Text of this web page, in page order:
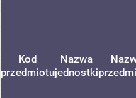
Kod
przedmiotu
Nazwa
jednostki